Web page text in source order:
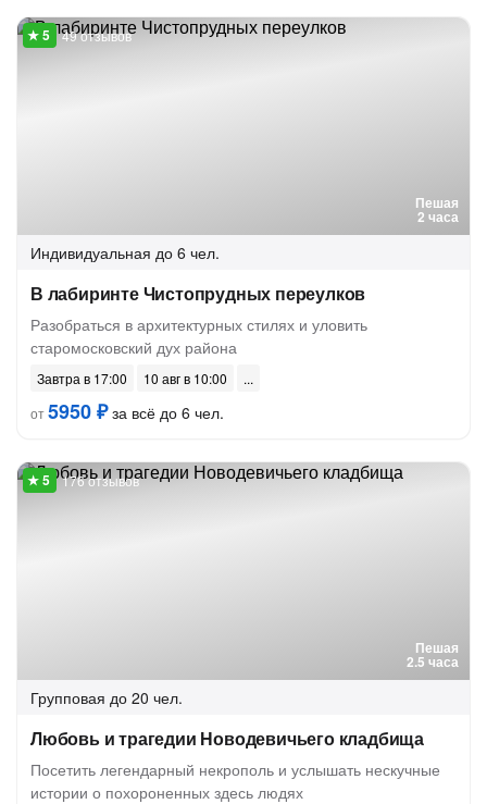
Пешая
2 часа
49 отзывов
Индивидуальная до 6 чел.
В лабиринте Чистопрудных переулков
Разобраться в архитектурных стилях и уловить
старомосковский дух района
Завтра в 17:00
10 авг в 10:00
от5950 ₽за всё до 6 чел.
Пешая
2.5 часа
176 отзывов
Групповая до 20 чел.
Любовь и трагедии Новодевичьего кладбища
Посетить легендарный некрополь и услышать нескучные
истории о похороненных здесь людях